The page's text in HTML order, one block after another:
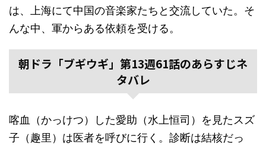
は、上海にて中国の音楽家たちと交流していた。そ
んな中、軍からある依頼を受ける。
朝ドラ「ブギウギ」第13週61話のあらすじネ
タバレ
喀血（かっけつ）した愛助（水上恒司）を見たスズ
子（趣里）は医者を呼びに行く。診断は結核だっ